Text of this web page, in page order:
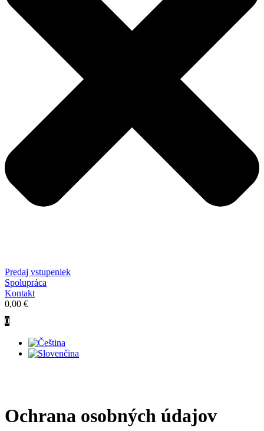
Predaj vstupeniek
Spolupráca
Kontakt
0,00 €
0
Ochrana osobných údajov